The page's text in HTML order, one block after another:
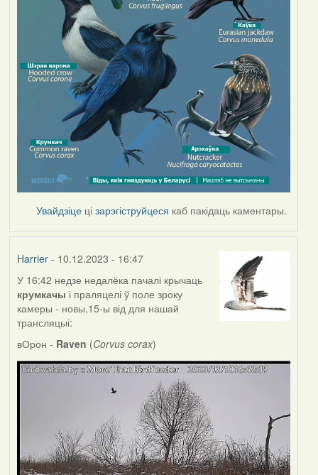
Увайдзіце цізарэгіструйцеся каб пакідаць каментары.
Harrier- 10.12.2023 - 16:47
У 16:42 недзе недалёка пачалі крычаць
крумкачы і праляцелі ў поле зроку
камеры - новы,15-ы від для нашай
трансляцыі:
вОрон - Raven (Corvus corax)